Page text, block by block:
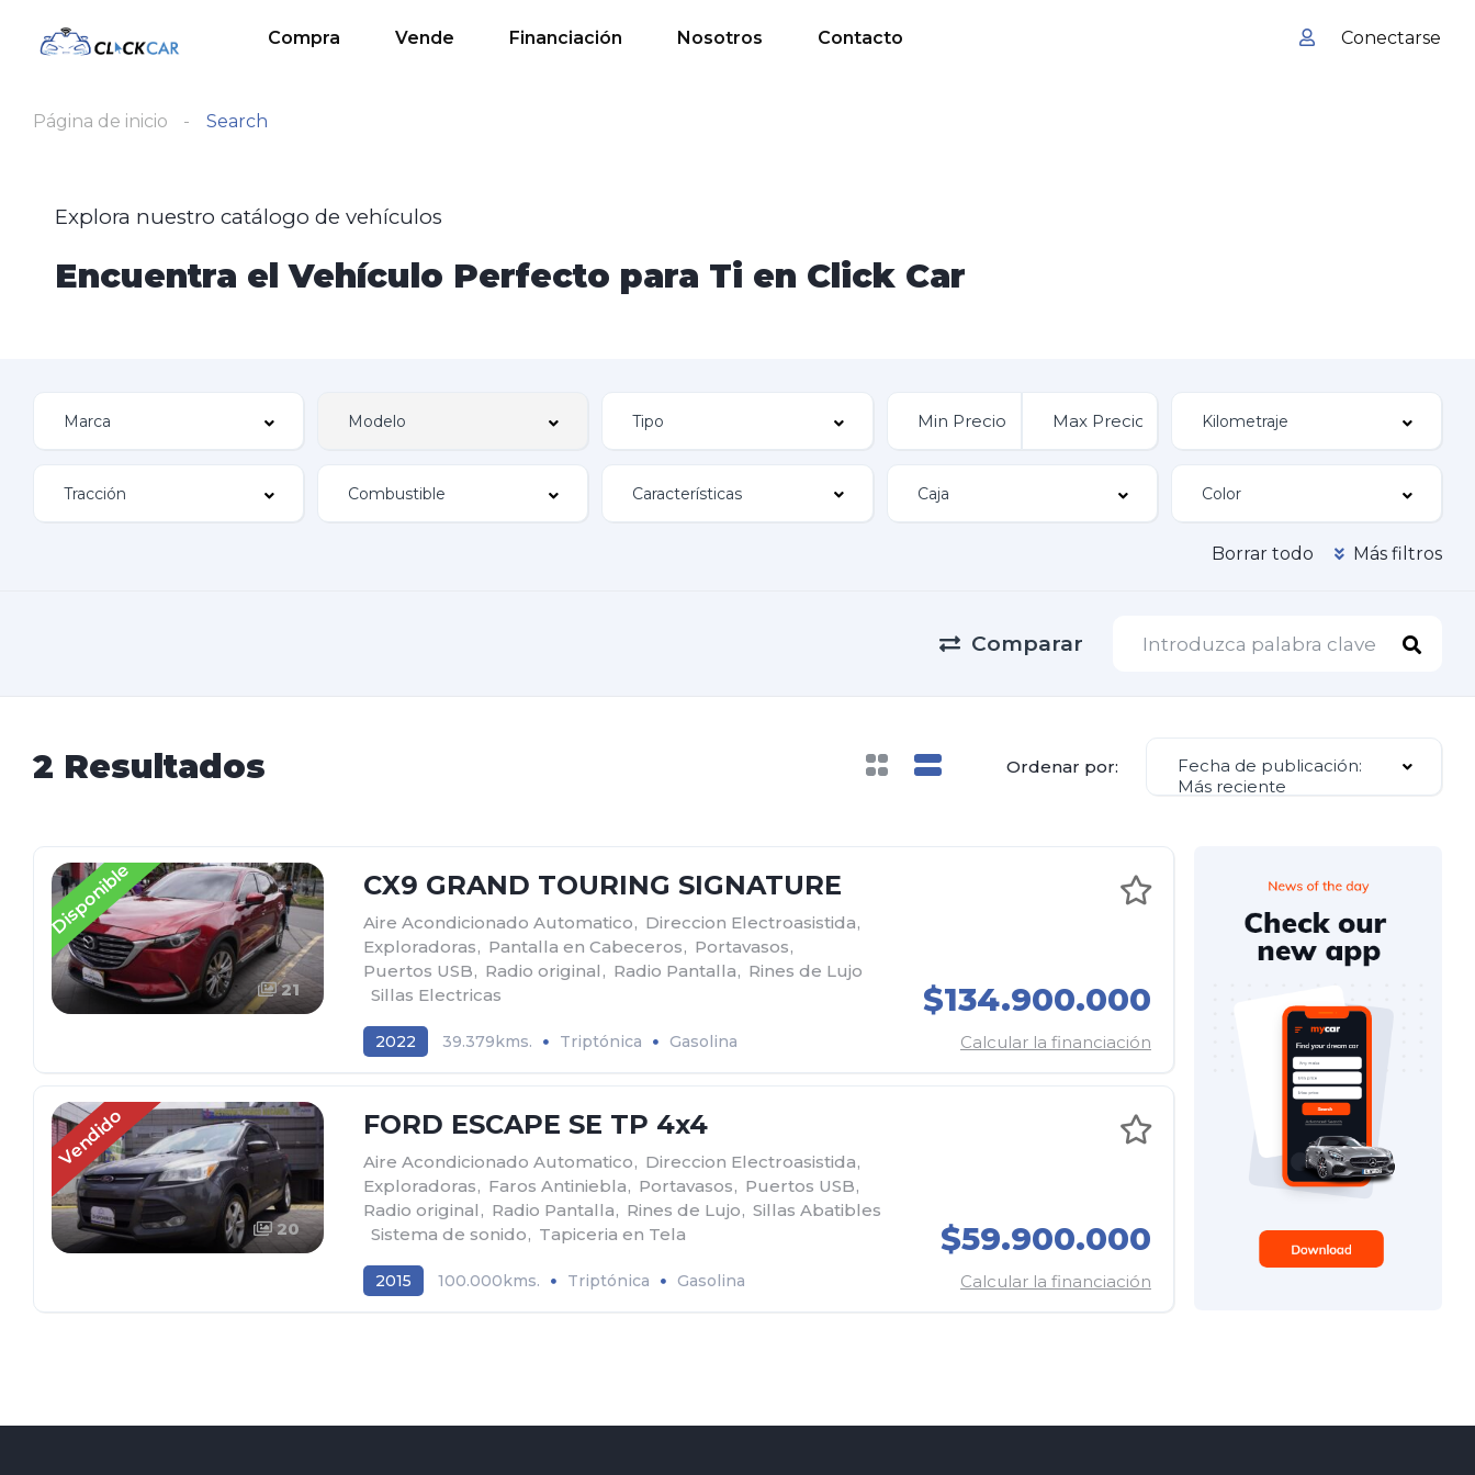
Compra Vende Financiación Nosotros Contacto Conectarse
Página de inicio Search
Explora nuestro catálogo de vehículos
Encuentra el Vehículo Perfecto para Ti en Click Car
Características
Borrar todo Más filtros
Comparar
2 Resultados Ordenar por:
Fecha de publicación:
Más reciente
Disponible
21
CX9 GRAND TOURING SIGNATURE
Aire Acondicionado Automatico, Direccion Electroasistida,
Exploradoras, Pantalla en Cabeceros, Portavasos,
Puertos USB, Radio original , Radio Pantalla, Rines de Lujo
Sillas Electricas
2022 39.379kms. Triptónica
Gasolina
AWD/4WD 4x4
Mazda
$134.900.000
Calcular la financiación
Vendido
20
FORD ESCAPE SE TP 4x4
Aire Acondicionado Automatico, Direccion Electroasistida,
Exploradoras, Faros Antiniebla, Portavasos, Puertos USB,
Radio original , Radio Pantalla, Rines de Lujo, Sillas Abatibles
Sistema de sonido, Tapiceria en Tela
2015 100.000kms. Triptónica
Gasolina
AWD/4WD 4x4
Ford
$59.900.000
Calcular la financiación